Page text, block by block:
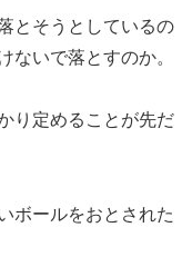
とそうとしているの
ないで落とすのか。
り定めることが先だ
ボールをおとされた